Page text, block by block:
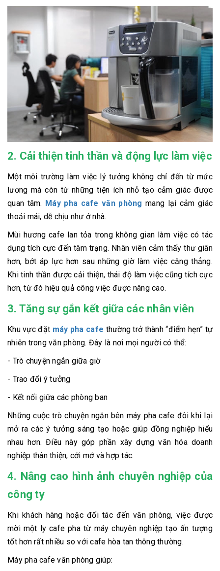
2. Cải thiện tinh thần và động lực làm việc
Một môi trường làm việc lý tưởng không chỉ đến từ mức
lương mà còn từ những tiện ích nhỏ tạo cảm giác được
quan tâm. Máy pha cafe văn phòng mang lại cảm giác
thoải mái, dễ chịu như ở nhà.
Mùi hương cafe lan tỏa trong không gian làm việc có tác
dụng tích cực đến tâm trạng. Nhân viên cảm thấy thư giãn
hơn, bớt áp lực hơn sau những giờ làm việc căng thẳng.
Khi tinh thần được cải thiện, thái độ làm việc cũng tích cực
hơn, từ đó hiệu quả công việc được nâng cao.
3. Tăng sự gắn kết giữa các nhân viên
Khu vực đặt máy pha cafe thường trở thành “điểm hẹn” tự
nhiên trong văn phòng. Đây là nơi mọi người có thể:
- Trò chuyện ngắn giữa giờ
- Trao đổi ý tưởng
- Kết nối giữa các phòng ban
Những cuộc trò chuyện ngắn bên máy pha cafe đôi khi lại
mở ra các ý tưởng sáng tạo hoặc giúp đồng nghiệp hiểu
nhau hơn. Điều này góp phần xây dựng văn hóa doanh
nghiệp thân thiện, cởi mở và hợp tác.
4. Nâng cao hình ảnh chuyên nghiệp của
công ty
Khi khách hàng hoặc đối tác đến văn phòng, việc được
mời một ly cafe pha từ máy chuyên nghiệp tạo ấn tượng
tốt hơn rất nhiều so với cafe hòa tan thông thường.
Máy pha cafe văn phòng giúp: